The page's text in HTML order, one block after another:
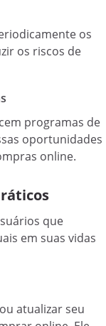
os
os riscos de
programas de
oportunidades
online.
que
em suas vidas
atualizar seu